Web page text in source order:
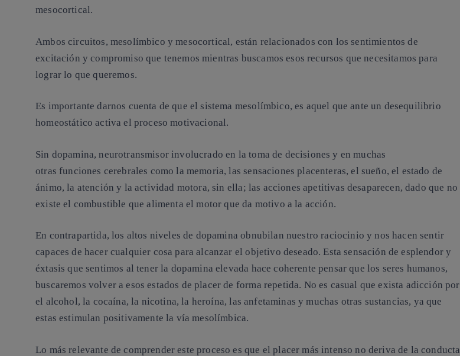
mesocortical.
Ambos circuitos, mesolímbico y mesocortical, están relacionados con los sentimientos de
excitación y compromiso que tenemos mientras buscamos esos recursos que necesitamos para
lograr lo que queremos.
Es importante darnos cuenta de que el sistema mesolímbico, es aquel que ante un desequilibrio
homeostático activa el proceso motivacional.
Sin dopamina, neurotransmisor involucrado en la toma de decisiones y en muchas
otras funciones cerebrales como la memoria, las sensaciones placenteras, el sueño, el estado de
ánimo, la atención y la actividad motora, sin ella; las acciones apetitivas desaparecen, dado que no
existe el combustible que alimenta el motor que da motivo a la acción.
En contrapartida, los altos niveles de dopamina obnubilan nuestro raciocinio y nos hacen sentir
capaces de hacer cualquier cosa para alcanzar el objetivo deseado. Esta sensación de esplendor y
éxtasis que sentimos al tener la dopamina elevada hace coherente pensar que los seres humanos,
buscaremos volver a esos estados de placer de forma repetida. No es casual que exista adicción por
el alcohol, la cocaína, la nicotina, la heroína, las anfetaminas y muchas otras sustancias, ya que
estas estimulan positivamente la vía mesolímbica.
Lo más relevante de comprender este proceso es que el placer más intenso no deriva de la conducta